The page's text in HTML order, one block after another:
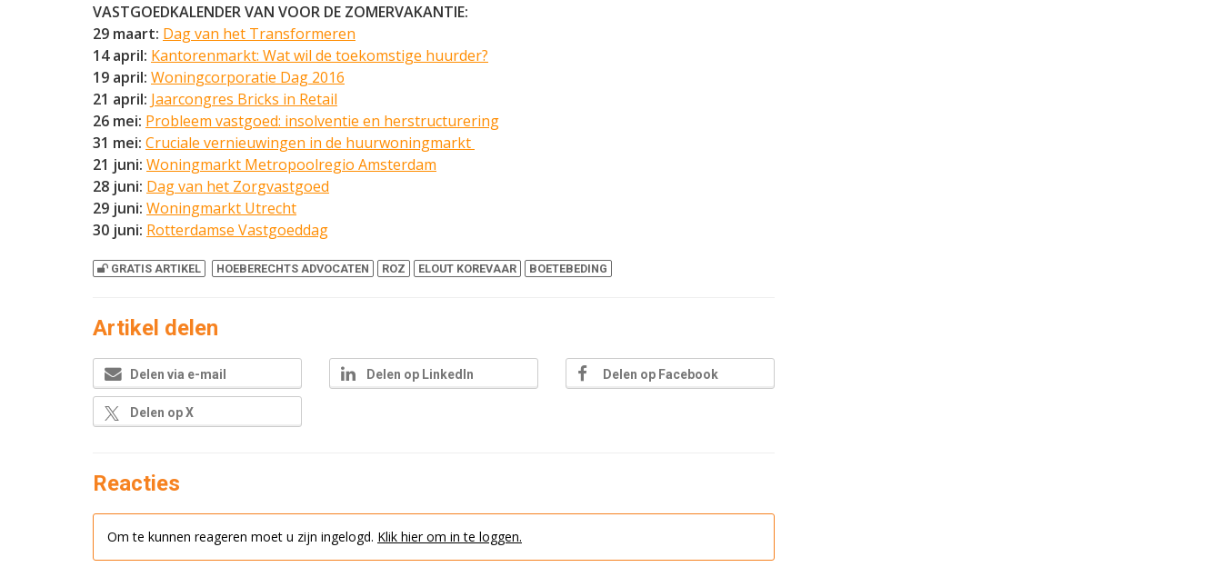
VASTGOEDKALENDER VAN VOOR DE ZOMERVAKANTIE:
29 maart: Dag van het Transformeren
14 april: Kantorenmarkt: Wat wil de toekomstige huurder?
19 april: Woningcorporatie Dag 2016
21 april: Jaarcongres Bricks in Retail
26 mei: Probleem vastgoed: insolventie en herstructurering​
31 mei: Cruciale vernieuwingen in de huurwoningmarkt
21 juni: Woningmarkt Metropoolregio Amsterdam​
28 juni: Dag van het Zorgvastgoed
29 juni: Woningmarkt Utrecht
30 juni: Rotterdamse Vastgoeddag
GRATIS ARTIKEL HOEBERECHTS ADVOCATEN ROZ ELOUT KOREVAAR BOETEBEDING
Artikel delen
Delen via e-mail Delen op LinkedIn Delen op Facebook
Delen op X
Reacties
Om te kunnen reageren moet u zijn ingelogd. Klik hier om in te loggen.